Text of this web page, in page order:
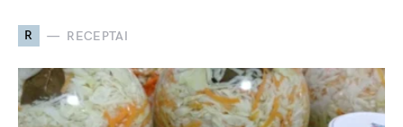
R RECEPTAI